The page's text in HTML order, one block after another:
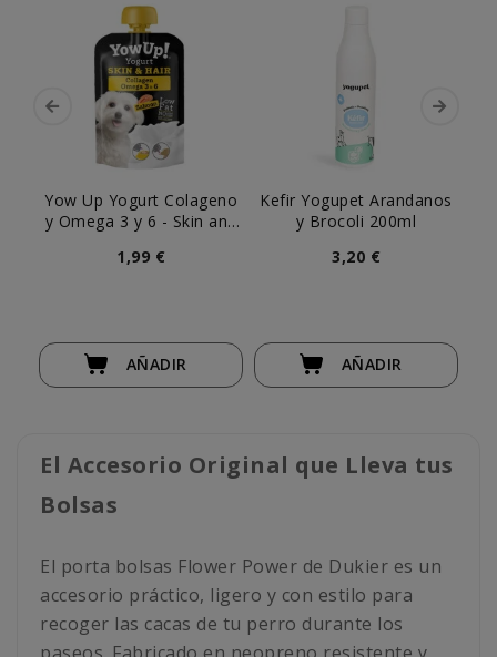
Yow Up Yogurt Colageno
y Omega 3 y 6 - Skin and
1,99 €
AÑADIR
Kefir Yogupet Arandanos
y Brocoli 200ml
3,20 €
AÑADIR
El Accesorio Original que Lleva tus
Bolsas
El porta bolsas Flower Power de Dukier es un
accesorio práctico, ligero y con estilo para
recoger las cacas de tu perro durante los